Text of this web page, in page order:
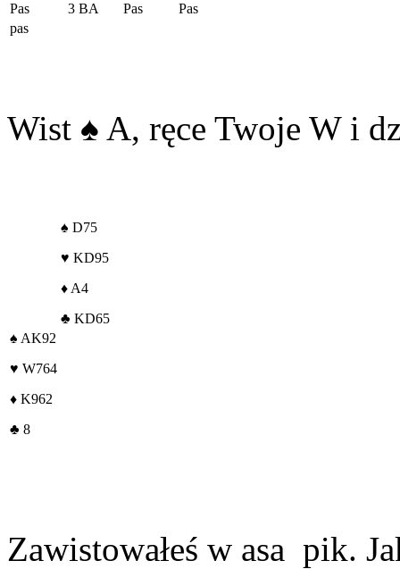
Pas
3 BA Pas
Pas
pas
Wist ♠ A, ręce Twoje W i
♠ D75
♥ KD95
♦ A4
♣ KD65
♠ AK92
♥ W764
♦ K962
♣ 8
Zawistowałeś w asa pik.